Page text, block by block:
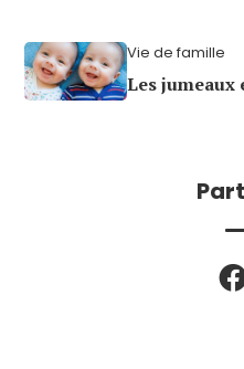
Vie de famille
Les jumeaux